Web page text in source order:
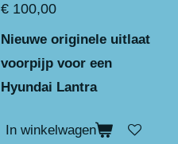
€ 100,00
Nieuwe originele uitlaat
voorpijp voor een
Hyundai Lantra
In winkelwagen